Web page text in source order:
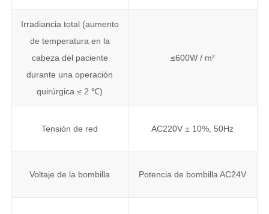
Irradiancia total (aumento
de temperatura en la
cabeza del paciente
durante una operación
quirúrgica ≤ 2 ℃)
≤600W / m²
Tensión de red AC220V ± 10%, 50Hz
Voltaje de la bombilla Potencia de bombilla AC24V